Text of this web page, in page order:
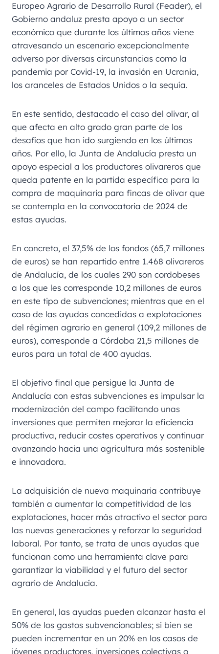
Europeo Agrario de Desarrollo Rural (Feader), el
Gobierno andaluz presta apoyo a un sector
económico que durante los últimos años viene
atravesando un escenario excepcionalmente
adverso por diversas circunstancias como la
pandemia por Covid-19, la invasión en Ucrania,
los aranceles de Estados Unidos o la sequía.
En este sentido, destacado el caso del olivar, al
que afecta en alto grado gran parte de los
desafíos que han ido surgiendo en los últimos
años. Por ello, la Junta de Andalucía presta un
apoyo especial a los productores olivareros que
queda patente en la partida específica para la
compra de maquinaria para fincas de olivar que
se contempla en la convocatoria de 2024 de
estas ayudas.
En concreto, el 37,5% de los fondos (65,7 millones
de euros) se han repartido entre 1.468 olivareros
de Andalucía, de los cuales 290 son cordobeses
a los que les corresponde 10,2 millones de euros
en este tipo de subvenciones; mientras que en el
caso de las ayudas concedidas a explotaciones
del régimen agrario en general (109,2 millones de
euros), corresponde a Córdoba 21,5 millones de
euros para un total de 400 ayudas.
El objetivo final que persigue la Junta de
Andalucía con estas subvenciones es impulsar la
modernización del campo facilitando unas
inversiones que permiten mejorar la eficiencia
productiva, reducir costes operativos y continuar
avanzando hacia una agricultura más sostenible
e innovadora.
La adquisición de nueva maquinaria contribuye
también a aumentar la competitividad de las
explotaciones, hacer más atractivo el sector para
las nuevas generaciones y reforzar la seguridad
laboral. Por tanto, se trata de unas ayudas que
funcionan como una herramienta clave para
garantizar la viabilidad y el futuro del sector
agrario de Andalucía.
En general, las ayudas pueden alcanzar hasta el
50% de los gastos subvencionables; si bien se
pueden incrementar en un 20% en los casos de
jóvenes productores, inversiones colectivas o